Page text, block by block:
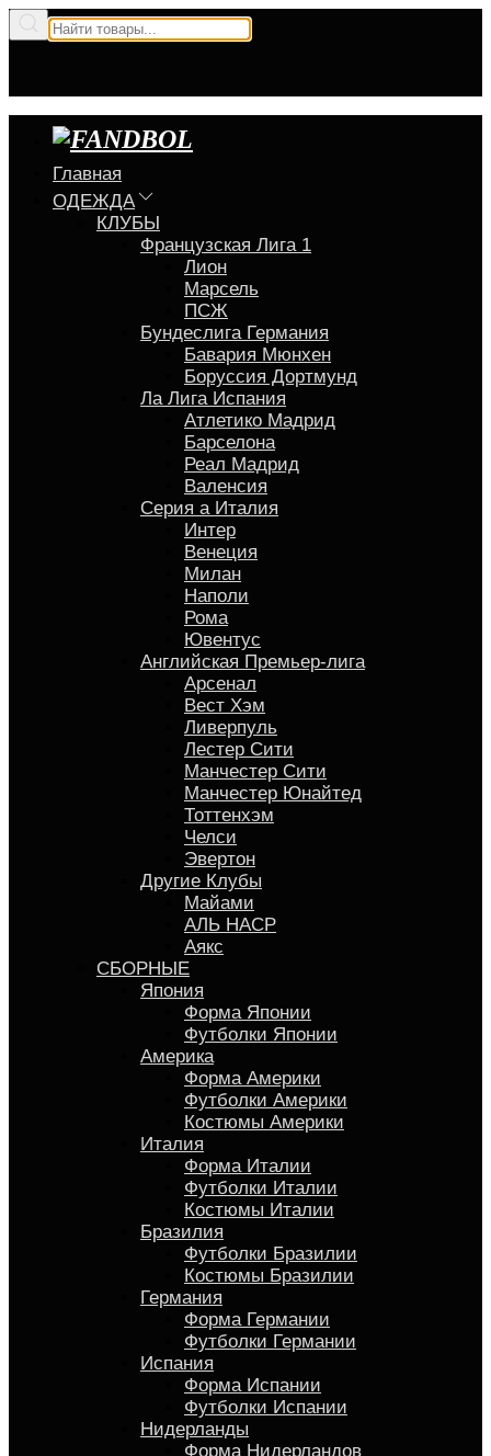
Главная
ОДЕЖДА
КЛУБЫ
Французская Лига 1
Лион
Марсель
ПСЖ
Бундеслига Германия
Бавария Мюнхен
Боруссия Дортмунд
Ла Лига Испания
Атлетико Мадрид
Барселона
Реал Мадрид
Валенсия
Серия a Италия
Интер
Венеция
Милан
Наполи
Рома
Ювентус
Английская Премьер-лига
Арсенал
Вест Хэм
Ливерпуль
Лестер Сити
Манчестер Сити
Манчестер Юнайтед
Тоттенхэм
Челси
Эвертон
Другие Клубы
Майами
АЛЬ НАСР
Аякс
СБОРНЫЕ
Япония
Форма Японии
Футболки Японии
Америка
Форма Америки
Футболки Америки
Костюмы Америки
Италия
Форма Италии
Футболки Италии
Костюмы Италии
Бразилия
Футболки Бразилии
Костюмы Бразилии
Германия
Форма Германии
Футболки Германии
Испания
Форма Испании
Футболки Испании
Нидерланды
Форма Нидерландов